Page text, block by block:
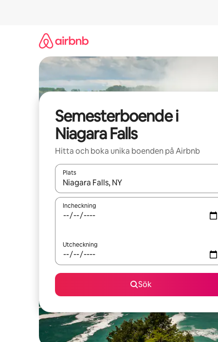
Semesterboende i
Niagara Falls
Hitta och boka unika boenden på Airbnb
Plats
När resultaten är tillgängliga kan du navigera
Incheckning
Utcheckning
Sök